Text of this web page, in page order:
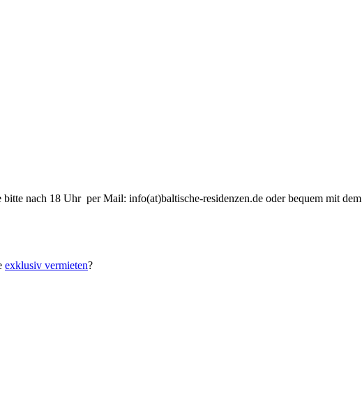
nach 18 Uhr per Mail: info(at)baltische-residenzen.de oder bequem mit dem
exklusiv vermieten?